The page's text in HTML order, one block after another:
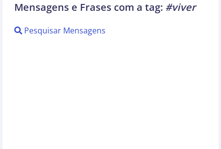
Mensagens e Frases com a tag: #viver
Pesquisar Mensagens